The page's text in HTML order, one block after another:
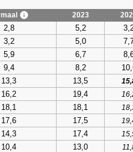
2023
2,8 5,2
3,2 5,0
5,9 6,7
9,4 8,2
13,3 13,5
16,2 19,4
18,1 18,1
17,6 17,5
14,3 17,4
10,4 13,0